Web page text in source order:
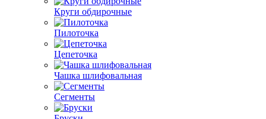
Круги обдирочные
Пилоточка
Цепеточка
Чашка шлифовальная
Сегменты